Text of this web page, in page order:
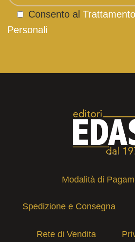
Consento al
Personali
Modalità di
Spedizione e Consegna
Rete di Vendita